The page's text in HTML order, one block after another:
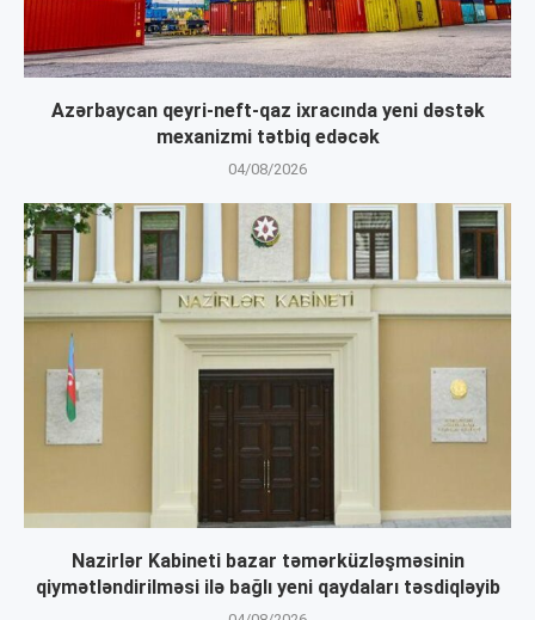
Azərbaycan qeyri-neft-qaz ixracında yeni dəstək
mexanizmi tətbiq edəcək
04/08/2026
Nazirlər Kabineti bazar təmərküzləşməsinin
qiymətləndirilməsi ilə bağlı yeni qaydaları təsdiqləyib